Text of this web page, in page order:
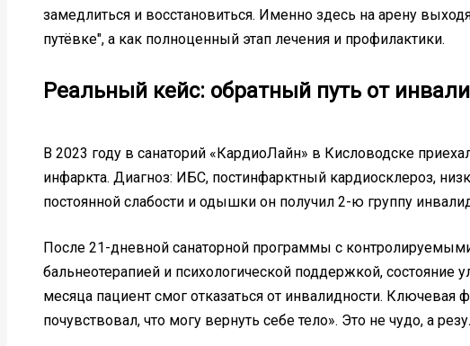
замедлиться и восстановиться. Именно здесь на арену
путёвке", а как полноценный этап лечения и профилактики.
Реальный кейс: обратный путь от
В 2023 году в санаторий «КардиоЛайн» в Кисловодске
инфаркта. Диагноз: ИБС, постинфарктный кардиосклероз,
постоянной слабости и одышки он получил 2-ю группу
После 21-дневной санаторной программы с
бальнеотерапией и психологической поддержкой, состояние
месяца пациент смог отказаться от инвалидности. Ключевая
почувствовал, что могу вернуть себе тело». Это не чудо, а